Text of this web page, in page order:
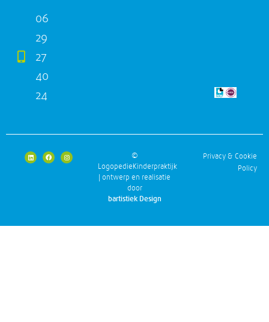
06
29
27
40
24
©
LogopedieKinderpraktijk
| ontwerp en realisatie
door
bartistiek Design
Privacy & Cookie
Policy